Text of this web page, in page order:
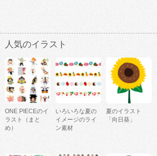
人気のイラスト
ONE PIECEのイ
ラスト（まと
め）
いろいろな夏の
イメージのライ
ン素材
夏のイラスト
「向日葵」